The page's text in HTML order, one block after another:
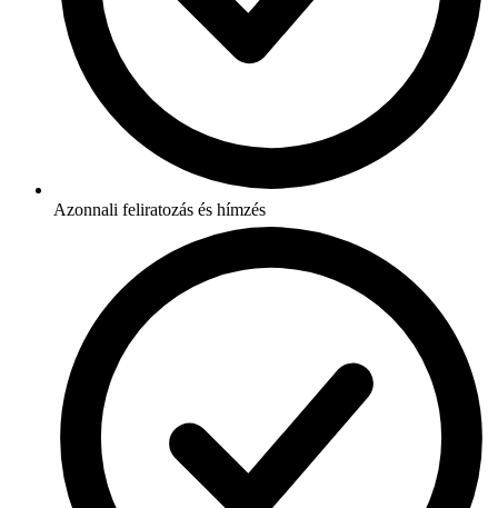
Azonnali feliratozás és hímzés